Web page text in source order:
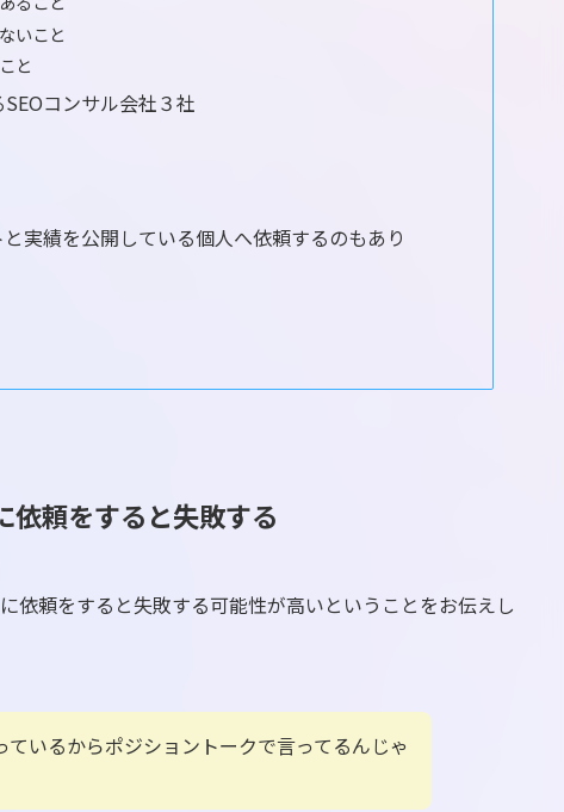
いこと
と
コンサル会社３社
実績を公開している個人へ依頼するのもあり
依頼をすると失敗する
依頼をすると失敗する可能性が高いということをお伝えし
ているからポジショントークで言ってるんじゃ